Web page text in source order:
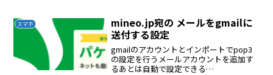
スマホ
mineo.jp宛の メールをgmailに
送付する設定
gmailのアカウントとインポートでpop3
の設定を行うメールアカウントを追加す
るあとは自動で設定できる